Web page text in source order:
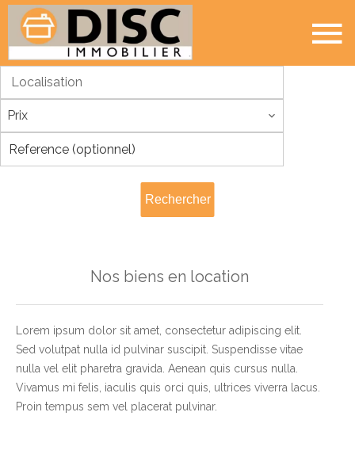
Localisation
Prix
Rechercher
Nos biens en location
Lorem ipsum dolor sit amet, consectetur adipiscing elit.
Sed volutpat nulla id pulvinar suscipit. Suspendisse vitae
nulla vel elit pharetra gravida. Aenean quis cursus nulla.
Vivamus mi felis, iaculis quis orci quis, ultrices viverra lacus.
Proin tempus sem vel placerat pulvinar.